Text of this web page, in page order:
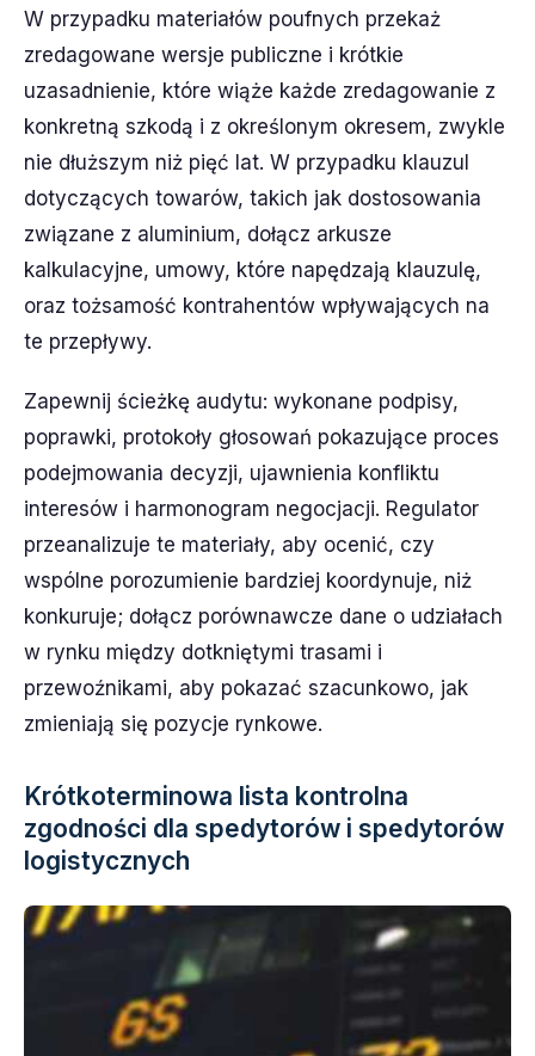
W przypadku materiałów poufnych przekaż
zredagowane wersje publiczne i krótkie
uzasadnienie, które wiąże każde zredagowanie z
konkretną szkodą i z określonym okresem, zwykle
nie dłuższym niż pięć lat. W przypadku klauzul
dotyczących towarów, takich jak dostosowania
związane z aluminium, dołącz arkusze
kalkulacyjne, umowy, które napędzają klauzulę,
oraz tożsamość kontrahentów wpływających na
te przepływy.
Zapewnij ścieżkę audytu: wykonane podpisy,
poprawki, protokoły głosowań pokazujące proces
podejmowania decyzji, ujawnienia konfliktu
interesów i harmonogram negocjacji. Regulator
przeanalizuje te materiały, aby ocenić, czy
wspólne porozumienie bardziej koordynuje, niż
konkuruje; dołącz porównawcze dane o udziałach
w rynku między dotkniętymi trasami i
przewoźnikami, aby pokazać szacunkowo, jak
zmieniają się pozycje rynkowe.
Krótkoterminowa lista kontrolna
zgodności dla spedytorów i spedytorów
logistycznych